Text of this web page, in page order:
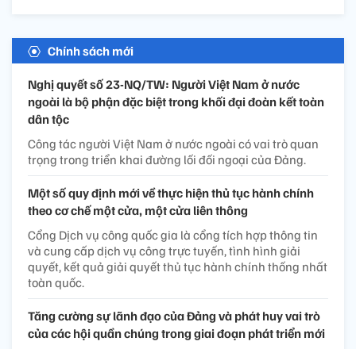
Chính sách mới
Nghị quyết số 23-NQ/TW: Người Việt Nam ở nước
ngoài là bộ phận đặc biệt trong khối đại đoàn kết toàn
dân tộc
Công tác người Việt Nam ở nước ngoài có vai trò quan
trọng trong triển khai đường lối đối ngoại của Đảng.
Một số quy định mới về thực hiện thủ tục hành chính
theo cơ chế một cửa, một cửa liên thông
Cổng Dịch vụ công quốc gia là cổng tích hợp thông tin
và cung cấp dịch vụ công trực tuyến, tình hình giải
quyết, kết quả giải quyết thủ tục hành chính thống nhất
toàn quốc.
Tăng cường sự lãnh đạo của Đảng và phát huy vai trò
của các hội quần chúng trong giai đoạn phát triển mới